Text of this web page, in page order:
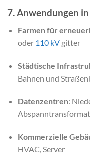
7. Anwendungen
Farmen für
oder 110 kVgitter
Städtische
Bahnen und
Datenzentren:
Kommerzielle
HVAC, Server